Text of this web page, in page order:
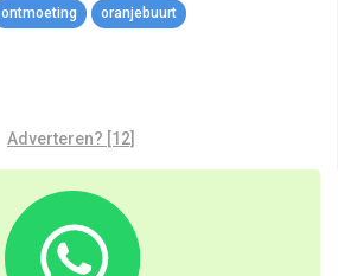
ontmoeting oranjebuurt
Adverteren? [12]